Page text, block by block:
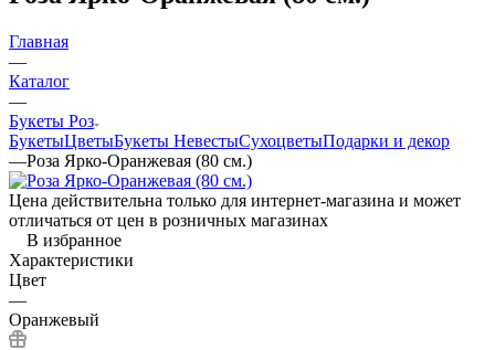
Главная
—
Каталог
—
Букеты Роз
БукетыЦветыБукеты НевестыСухоцветыПодарки и декор
—Роза Ярко-Оранжевая (80 см.)
Цена действительна только для интернет-магазина и может
отличаться от цен в розничных магазинах
В избранное
Характеристики
Цвет
—
Оранжевый